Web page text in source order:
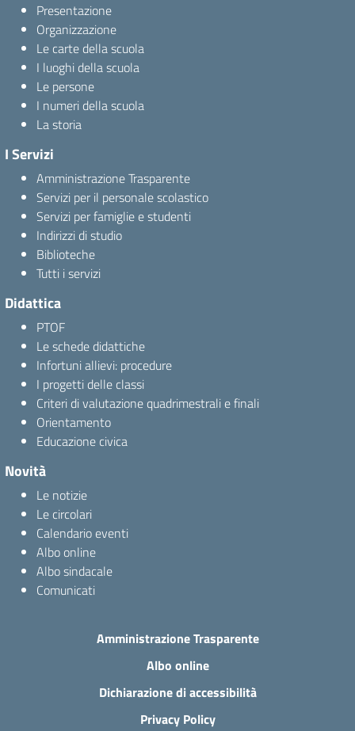
Presentazione
Organizzazione
Le carte della scuola
I luoghi della scuola
Le persone
I numeri della scuola
La storia
I Servizi
Amministrazione Trasparente
Servizi per il personale scolastico
Servizi per famiglie e studenti
Indirizzi di studio
Biblioteche
Tutti i servizi
Didattica
PTOF
Le schede didattiche
Infortuni allievi: procedure
I progetti delle classi
Criteri di valutazione quadrimestrali e finali
Orientamento
Educazione civica
Novità
Le notizie
Le circolari
Calendario eventi
Albo online
Albo sindacale
Comunicati
Amministrazione Trasparente
Albo online
Dichiarazione di accessibilità
Privacy Policy